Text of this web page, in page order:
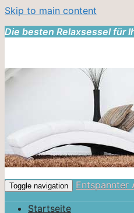
Skip to main content
Die besten Relaxsessel für
Toggle navigation
Entspannter
Startseite